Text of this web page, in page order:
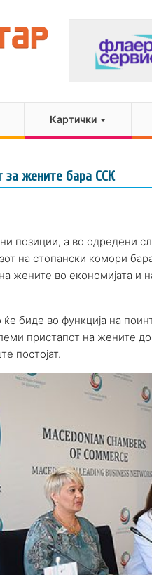
Картички
за жените бара ССК
позиции, а во одредени
на стопански комори
жените во економијата и
биде во функција на
пристапот на жените
постојат.